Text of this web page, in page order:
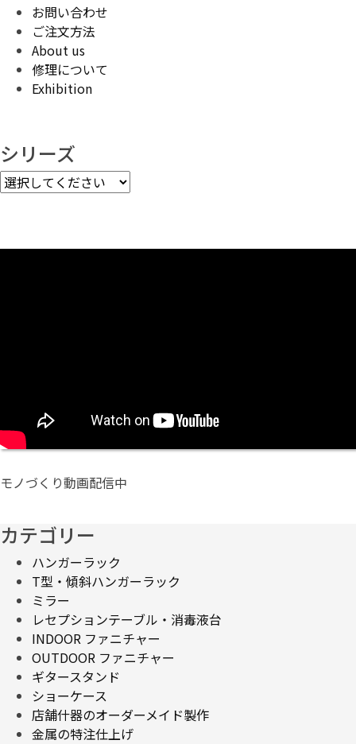
お問い合わせ
ご注文方法
About us
修理について
Exhibition
シリーズ
モノづくり動画配信中
カテゴリー
ハンガーラック
T型・傾斜ハンガーラック
ミラー
レセプションテーブル・消毒液台
INDOOR ファニチャー
OUTDOOR ファニチャー
ギタースタンド
ショーケース
店舗什器のオーダーメイド製作
金属の特注仕上げ